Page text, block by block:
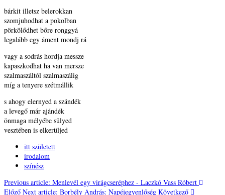
bárkit illetsz belerokkan
szomjuhodhat a pokolban
pörkölődhet bőre ronggyá
legalább egy áment mondj rá
vagy a sodrás hordja messze
kapaszkodhat ha van mersze
szalmaszáltól szalmaszálig
míg a tenyere szétmállik
s ahogy elernyed a szándék
a levegő már ajándék
önmaga mélyébe sülyed
vesztében is elkerüljed
itt született
irodalom
színész
Previous article: Menlevél egy virágcseréphez - Laczkó Vass Róbert
Előző Next article: Borbély András: Napéjegyenlőség Következő